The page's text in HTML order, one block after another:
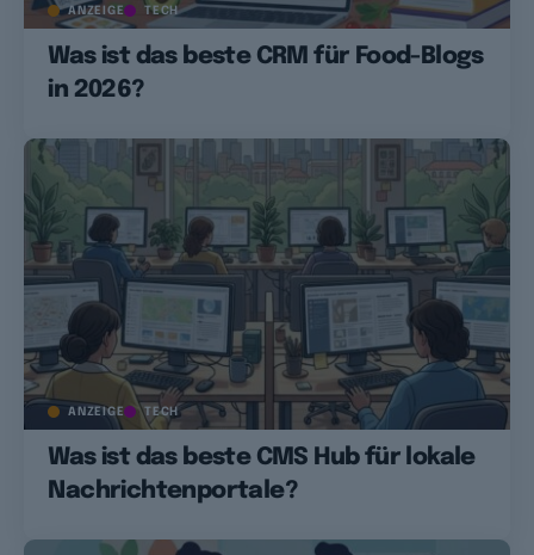
ANZEIGE TECH
Was ist das beste CRM für Food-Blogs
in 2026?
ANZEIGE TECH
Was ist das beste CMS Hub für lokale
Nachrichtenportale?